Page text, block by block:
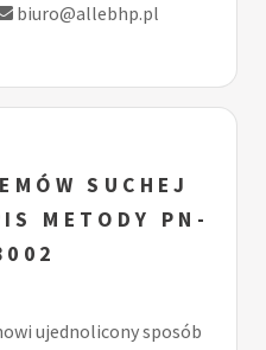
biuro@allebhp.pl
SUCHEJ
METODY PN-
ujednolicony sposób